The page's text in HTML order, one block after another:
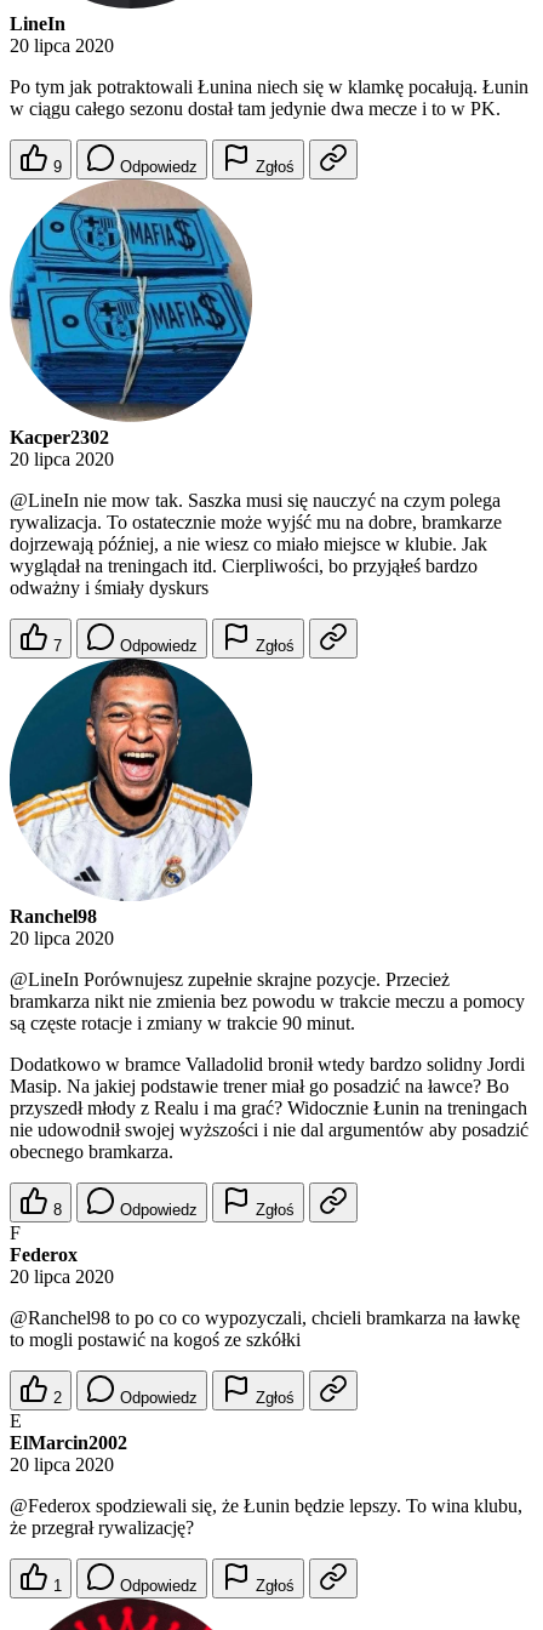
LineIn
20 lipca 2020
Po tym jak potraktowali Łunina niech się w klamkę pocałują. Łunin
w ciągu całego sezonu dostał tam jedynie dwa mecze i to w PK.
9 Odpowiedz Zgłoś
Kacper2302
20 lipca 2020
@LineIn nie mow tak. Saszka musi się nauczyć na czym polega
rywalizacja. To ostatecznie może wyjść mu na dobre, bramkarze
dojrzewają później, a nie wiesz co miało miejsce w klubie. Jak
wyglądał na treningach itd. Cierpliwości, bo przyjąłeś bardzo
odważny i śmiały dyskurs
7 Odpowiedz Zgłoś
Ranchel98
20 lipca 2020
@LineIn Porównujesz zupełnie skrajne pozycje. Przecież
bramkarza nikt nie zmienia bez powodu w trakcie meczu a pomocy
są częste rotacje i zmiany w trakcie 90 minut.
Dodatkowo w bramce Valladolid bronił wtedy bardzo solidny Jordi
Masip. Na jakiej podstawie trener miał go posadzić na ławce? Bo
przyszedł młody z Realu i ma grać? Widocznie Łunin na treningach
nie udowodnił swojej wyższości i nie dal argumentów aby posadzić
obecnego bramkarza.
8 Odpowiedz Zgłoś
F
Federox
20 lipca 2020
@Ranchel98 to po co co wypozyczali, chcieli bramkarza na ławkę
to mogli postawić na kogoś ze szkółki
2 Odpowiedz Zgłoś
E
ElMarcin2002
20 lipca 2020
@Federox spodziewali się, że Łunin będzie lepszy. To wina klubu,
że przegrał rywalizację?
1 Odpowiedz Zgłoś